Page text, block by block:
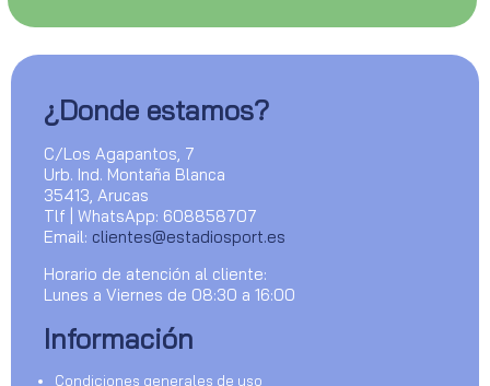
¿Donde estamos?
C/Los Agapantos, 7
Urb. Ind. Montaña Blanca
35413, Arucas
Tlf | WhatsApp: 608858707
Email: clientes@estadiosport.es
Horario de atención al cliente:
Lunes a Viernes de 08:30 a 16:00
Información
Condiciones generales de uso